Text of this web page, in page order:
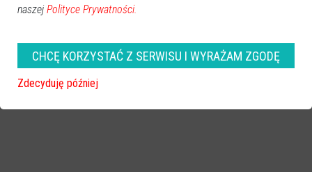
naszej Polityce Prywatności.
CHCĘ KORZYSTAĆ Z SERWISU I WYRAŻAM ZGODĘ
Zdecyduję później